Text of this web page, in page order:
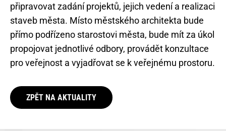
připravovat zadání projektů, jejich vedení a realizaci
staveb města. Místo městského architekta bude
přímo podřízeno starostovi města, bude mít za úkol
propojovat jednotlivé odbory, provádět konzultace
pro veřejnost a vyjadřovat se k veřejnému prostoru.
ZPĚT NA AKTUALITY